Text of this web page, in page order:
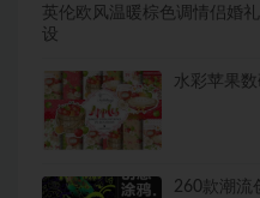
英伦欧风温暖棕色调情侣婚
设
水彩苹果
260款潮流